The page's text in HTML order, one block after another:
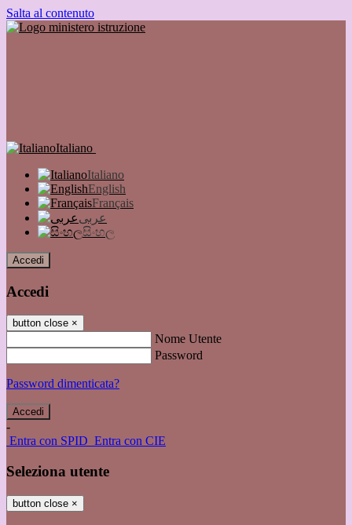
Salta al contenuto
Italiano
Italiano
English
Français
عربى
සිංහල
Accedi
Accedi
button close ×
Nome Utente
Password
Password dimenticata?
-
Entra con SPID Entra con CIE
Seleziona utente
button close ×